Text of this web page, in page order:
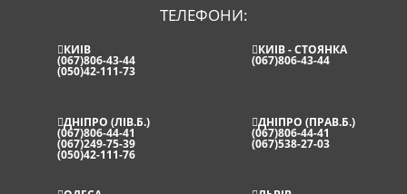
ТЕЛЕФОНИ:
КИЇВ
(067)806-43-44
(050)42-111-73
КИЇВ - СТОЯНКА
(067)806-43-44
ДНІПРО (ЛІВ.Б.)
(067)806-44-41
(067)249-75-39
(050)42-111-76
ДНІПРО (ПРАВ.Б.)
(067)806-44-41
(067)538-27-03